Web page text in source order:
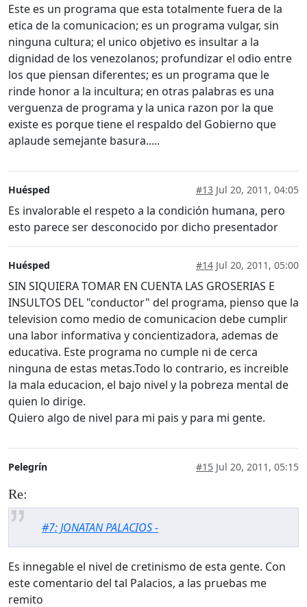
Este es un programa que esta totalmente fuera de la
etica de la comunicacion; es un programa vulgar, sin
ninguna cultura; el unico objetivo es insultar a la
dignidad de los venezolanos; profundizar el odio entre
los que piensan diferentes; es un programa que le
rinde honor a la incultura; en otras palabras es una
verguenza de programa y la unica razon por la que
existe es porque tiene el respaldo del Gobierno que
aplaude semejante basura.....
Huésped #13 Jul 20, 2011, 04:05
Es invalorable el respeto a la condición humana, pero
esto parece ser desconocido por dicho presentador
Huésped #14 Jul 20, 2011, 05:00
SIN SIQUIERA TOMAR EN CUENTA LAS GROSERIAS E
INSULTOS DEL "conductor" del programa, pienso que la
television como medio de comunicacion debe cumplir
una labor informativa y concientizadora, ademas de
educativa. Este programa no cumple ni de cerca
ninguna de estas metas.Todo lo contrario, es increible
la mala educacion, el bajo nivel y la pobreza mental de
quien lo dirige.
Quiero algo de nivel para mi pais y para mi gente.
Pelegrín #15 Jul 20, 2011, 05:15
Re:
#7: JONATAN PALACIOS -
Es innegable el nivel de cretinismo de esta gente. Con
este comentario del tal Palacios, a las pruebas me
remito